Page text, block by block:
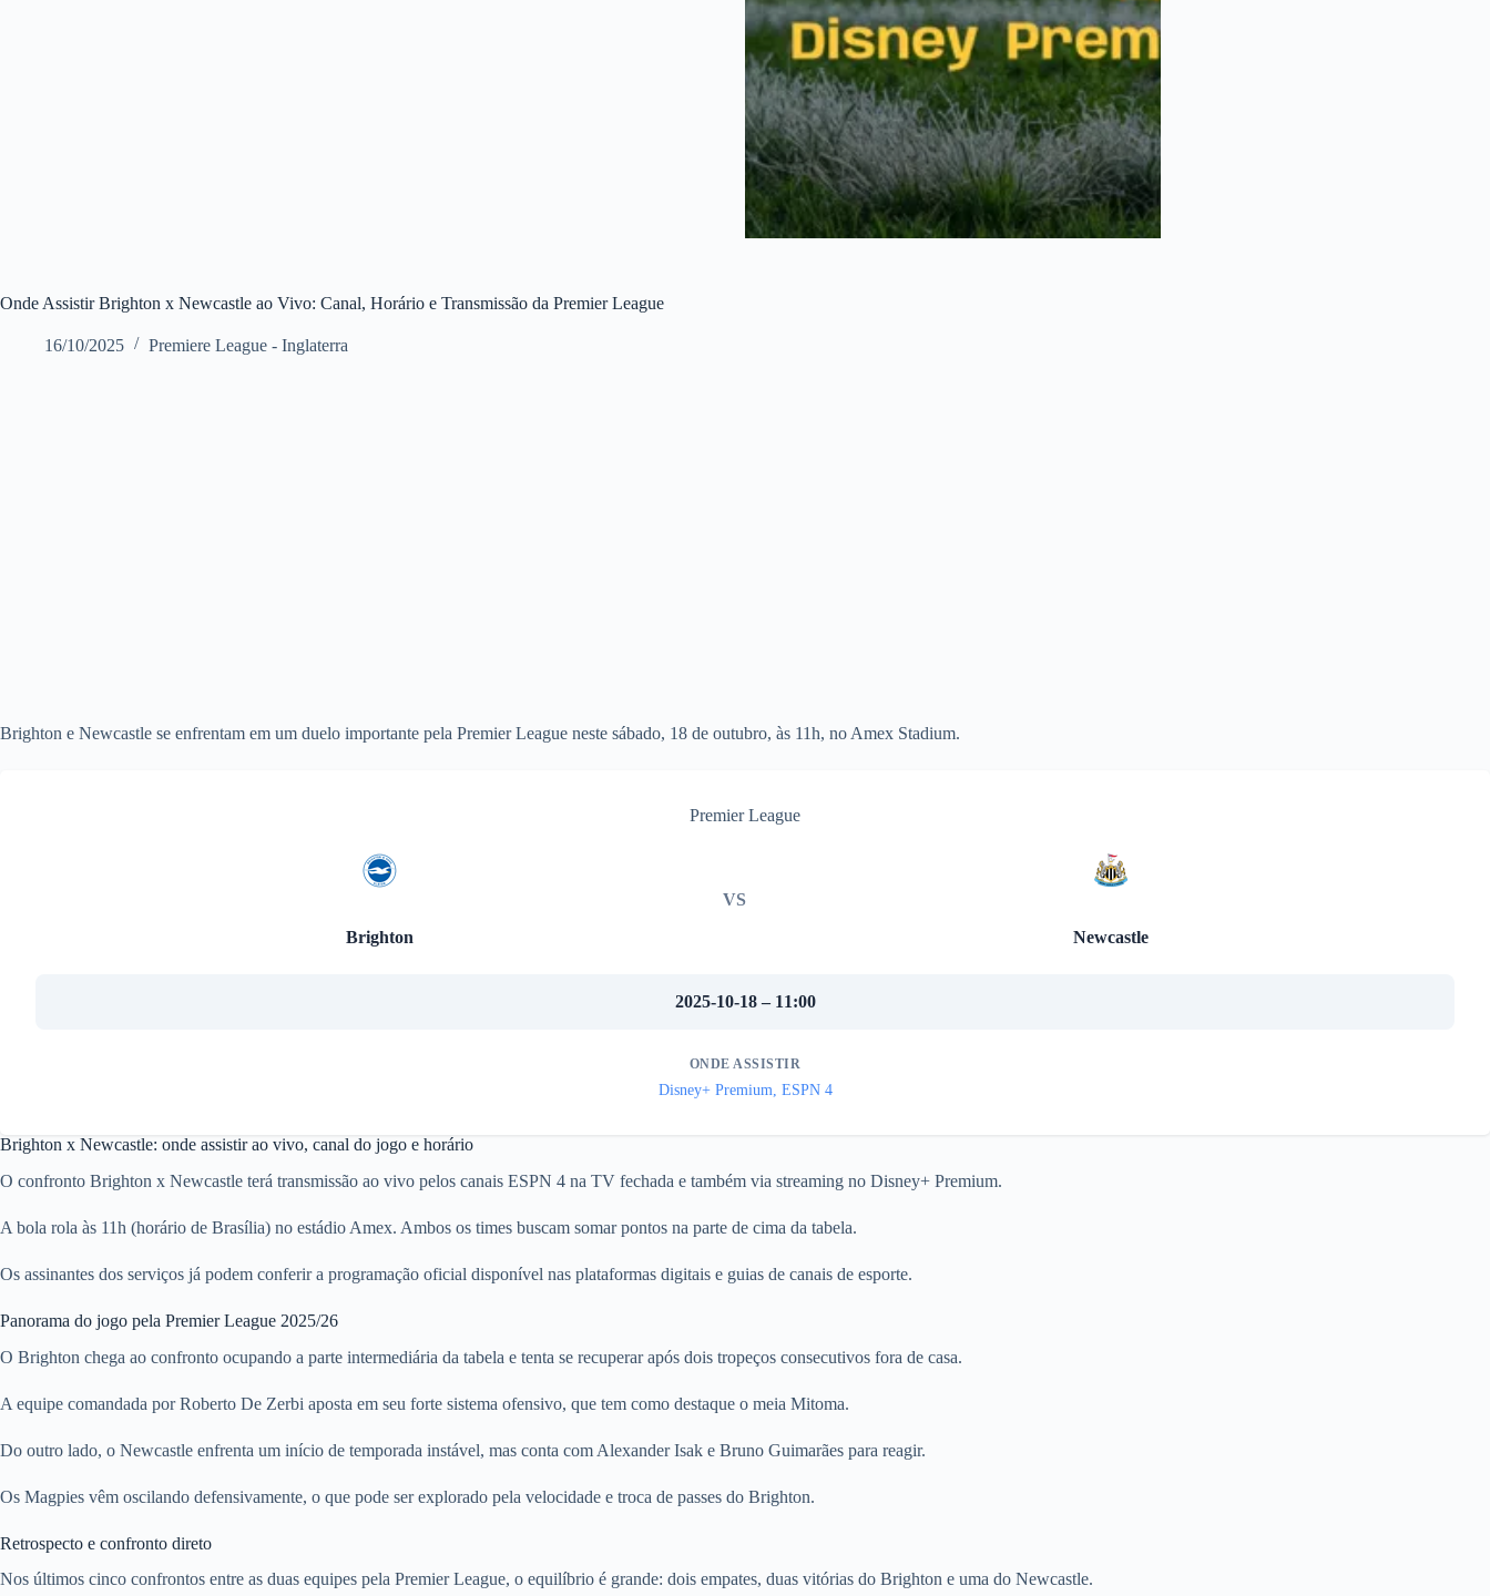
Onde Assistir Brighton x Newcastle ao Vivo: Canal, Horário e Transmissão da Premier League
16/10/2025 Premiere League - Inglaterra
Brighton e Newcastle se enfrentam em um duelo importante pela Premier League neste sábado, 18 de outubro, às 11h, no Amex Stadium.
Premier League
Brighton
VS
Newcastle
2025-10-18 – 11:00
ONDE ASSISTIR
Disney+ Premium, ESPN 4
Brighton x Newcastle: onde assistir ao vivo, canal do jogo e horário
O confronto Brighton x Newcastle terá transmissão ao vivo pelos canais ESPN 4 na TV fechada e também via streaming no Disney+ Premium.
A bola rola às 11h (horário de Brasília) no estádio Amex. Ambos os times buscam somar pontos na parte de cima da tabela.
Os assinantes dos serviços já podem conferir a programação oficial disponível nas plataformas digitais e guias de canais de esporte.
Panorama do jogo pela Premier League 2025/26
O Brighton chega ao confronto ocupando a parte intermediária da tabela e tenta se recuperar após dois tropeços consecutivos fora de casa.
A equipe comandada por Roberto De Zerbi aposta em seu forte sistema ofensivo, que tem como destaque o meia Mitoma.
Do outro lado, o Newcastle enfrenta um início de temporada instável, mas conta com Alexander Isak e Bruno Guimarães para reagir.
Os Magpies vêm oscilando defensivamente, o que pode ser explorado pela velocidade e troca de passes do Brighton.
Retrospecto e confronto direto
Nos últimos cinco confrontos entre as duas equipes pela Premier League, o equilíbrio é grande: dois empates, duas vitórias do Brighton e uma do Newcastle.